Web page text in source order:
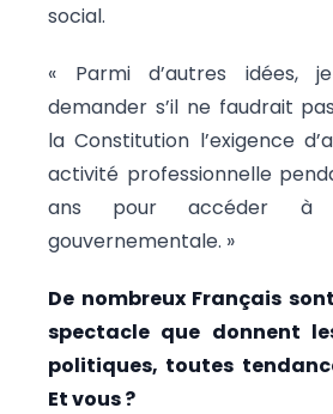
social.
« Parmi d’autres idées,
demander s’il ne faudrait
la Constitution l’exigence
activité professionnelle
ans pour accéder à
gouvernementale. »
De nombreux Français
spectacle que donnent
politiques, toutes
Et vous ?